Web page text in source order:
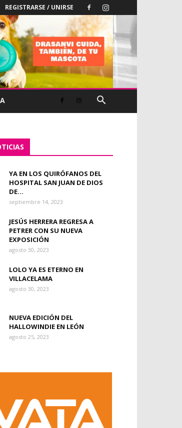
REGISTRARSE / UNIRSE
YA EN LOS QUIRÓFANOS DEL
HOSPITAL SAN JUAN DE DIOS
DE...
septiembre 14, 2023
JESÚS HERRERA REGRESA A
PETRER CON SU NUEVA
EXPOSICIÓN
agosto 30, 2023
LOLO YA ES ETERNO EN
VILLACELAMA
agosto 30, 2023
NUEVA EDICIÓN DEL
HALLOWINDIE EN LEÓN
agosto 25, 2023